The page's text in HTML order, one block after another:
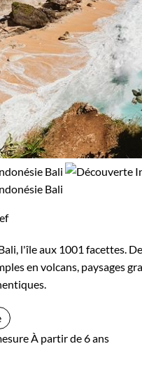
l'île aux 1001 facettes.
en volcans, paysages
À partir de 6 ans